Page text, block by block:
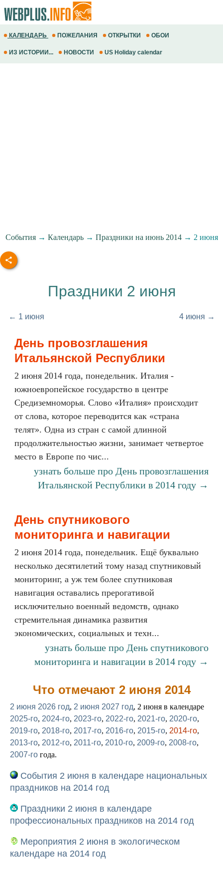
КАЛЕНДАРЬ ПОЖЕЛАНИЯ ОТКРЫТКИ ОБОИ
ИЗ ИСТОРИИ... НОВОСТИ US Holiday calendar
События→ Календарь→ Праздники на июнь 2014→ 2 июня
Праздники 2 июня
← 1 июня 4 июня →
День провозглашения
Итальянской Республики
2 июня 2014 года, понедельник. Италия -
южноевропейское государство в центре
Средиземноморья. Слово «Италия» происходит
от слова, которое переводится как «страна
телят». Одна из стран с самой длинной
продолжительностью жизни, занимает четвертое
место в Европе по чис...
узнать больше про День провозглашения
Итальянской Республики в 2014 году →
День спутникового
мониторинга и навигации
2 июня 2014 года, понедельник. Ещё буквально
несколько десятилетий тому назад спутниковый
мониторинг, а уж тем более спутниковая
навигация оставались прерогативой
исключительно военный ведомств, однако
стремительная динамика развития
экономических, социальных и техн...
узнать больше про День спутникового
мониторинга и навигации в 2014 году →
Что отмечают 2 июня 2014
2 июня 2026 год, 2 июня 2027 год, 2 июня в календаре
2025-го, 2024-го, 2023-го, 2022-го, 2021-го, 2020-го,
2019-го, 2018-го, 2017-го, 2016-го, 2015-го, 2014-го,
2013-го, 2012-го, 2011-го, 2010-го, 2009-го, 2008-го,
2007-го года.
События 2 июня в календаре национальных
праздников на 2014 год
Праздники 2 июня в календаре
профессиональных праздников на 2014 год
Мероприятия 2 июня в экологическом
календаре на 2014 год